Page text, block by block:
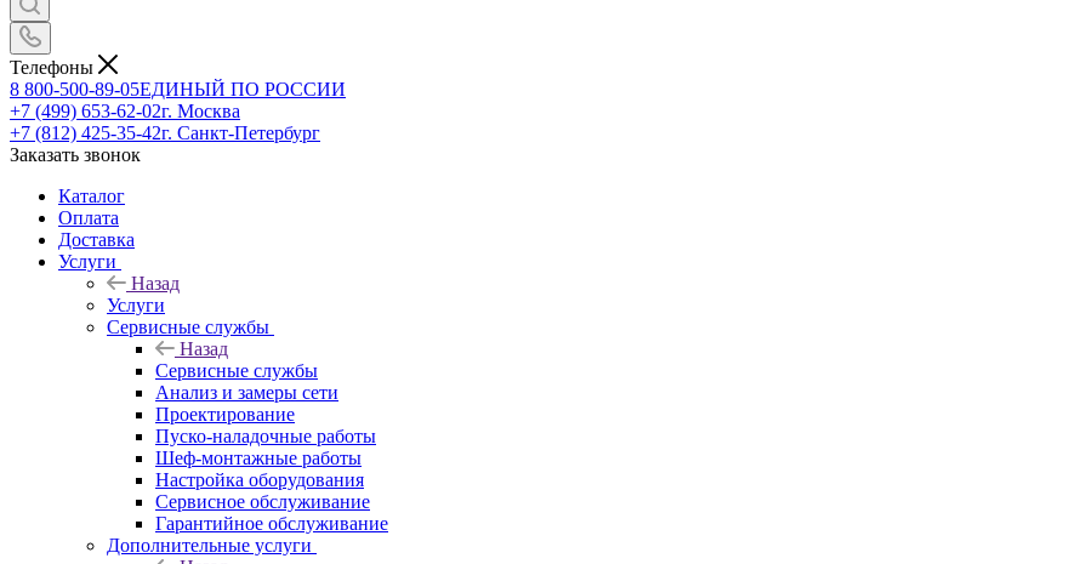
Телефоны
8 800-500-89-05ЕДИНЫЙ ПО РОССИИ
+7 (499) 653-62-02г. Москва
+7 (812) 425-35-42г. Санкт-Петербург
Заказать звонок
Каталог
Оплата
Доставка
Услуги
Назад
Услуги
Сервисные службы
Назад
Сервисные службы
Анализ и замеры сети
Проектирование
Пуско-наладочные работы
Шеф-монтажные работы
Настройка оборудования
Сервисное обслуживание
Гарантийное обслуживание
Дополнительные услуги